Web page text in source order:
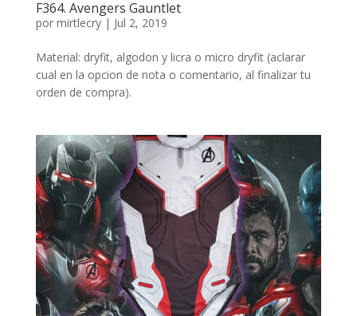
F364. Avengers Gauntlet
por mirtlecry| Jul 2, 2019
Material: dryfit, algodon y licra o micro dryfit (aclarar
cual en la opcion de nota o comentario, al finalizar tu
orden de compra).